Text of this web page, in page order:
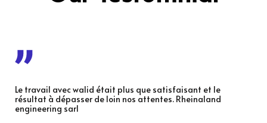
Le travail avec walid était plus que satisfaisant et le
résultat à dépasser de loin nos attentes. Rheinaland
engineering sarl